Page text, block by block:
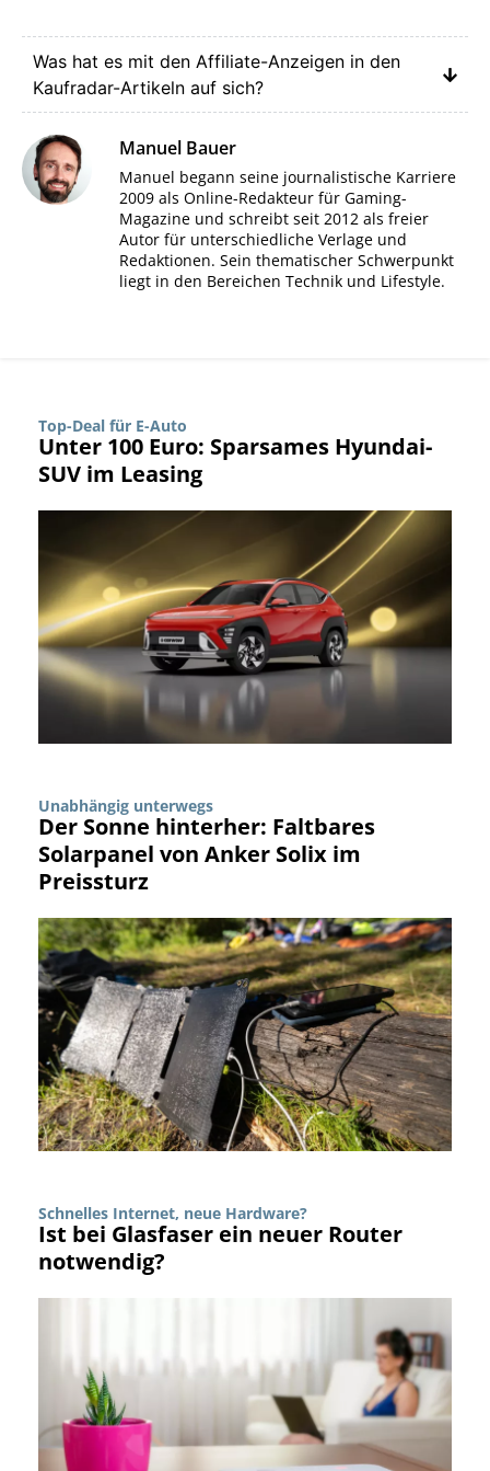
Was hat es mit den Affiliate-Anzeigen in den
Kaufradar-Artikeln auf sich?
Manuel Bauer
Manuel begann seine journalistische Karriere
2009 als Online-Redakteur für Gaming-
Magazine und schreibt seit 2012 als freier
Autor für unterschiedliche Verlage und
Redaktionen. Sein thematischer Schwerpunkt
liegt in den Bereichen Technik und Lifestyle.
Top-Deal für E-Auto
Unter 100 Euro: Sparsames Hyundai-
SUV im Leasing
Unabhängig unterwegs
Der Sonne hinterher: Faltbares
Solarpanel von Anker Solix im
Preissturz
Schnelles Internet, neue Hardware?
Ist bei Glasfaser ein neuer Router
notwendig?